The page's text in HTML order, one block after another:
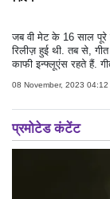
जब वी मेट के 16 साल पूरे
रिलीज़ हुई थी. तब से,
काफी इन्फ्लूएंस रहते हैं.
लुक्स को देखेंगे जो न केवल
08 November, 2023 04:12